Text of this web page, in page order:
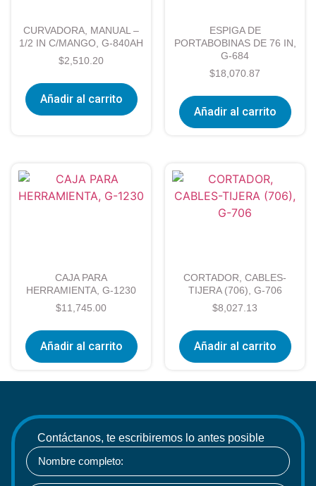
CURVADORA, MANUAL –
1/2 IN C/MANGO, G-840AH
$2,510.20
Añadir al carrito
ESPIGA DE
PORTABOBINAS DE 76 IN,
G-684
$18,070.87
Añadir al carrito
CAJA PARA
HERRAMIENTA, G-1230
$11,745.00
Añadir al carrito
CORTADOR, CABLES-
TIJERA (706), G-706
$8,027.13
Añadir al carrito
Contáctanos, te escribiremos lo antes posible